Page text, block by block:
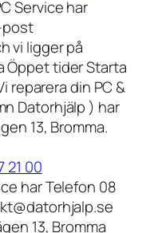
Service har
post
vi ligger på
Öppet tider Starta
reparera din PC &
Datorhjälp ) har
13, Bromma.
21 00
har Telefon 08
13, Bromma